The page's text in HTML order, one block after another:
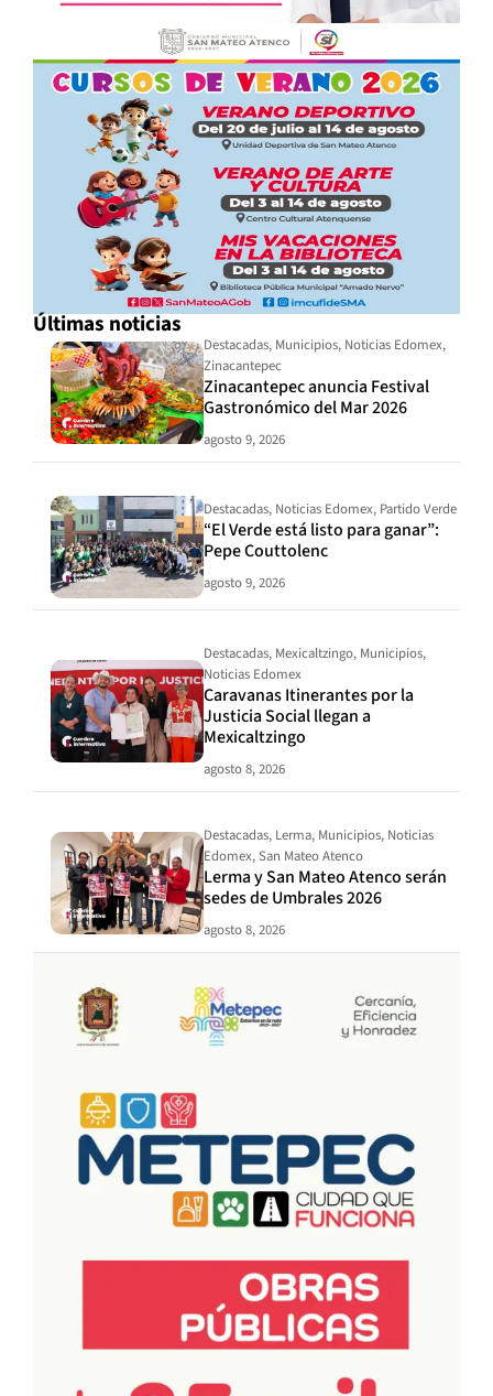
Últimas noticias
Destacadas, Municipios, Noticias Edomex,
Zinacantepec
Zinacantepec anuncia Festival
Gastronómico del Mar 2026
agosto 9, 2026
Destacadas, Noticias Edomex, Partido Verde
“El Verde está listo para ganar”:
Pepe Couttolenc
agosto 9, 2026
Destacadas, Mexicaltzingo, Municipios,
Noticias Edomex
Caravanas Itinerantes por la
Justicia Social llegan a
Mexicaltzingo
agosto 8, 2026
Destacadas, Lerma, Municipios, Noticias
Edomex,San Mateo Atenco
Lerma y San Mateo Atenco serán
sedes de Umbrales 2026
agosto 8, 2026